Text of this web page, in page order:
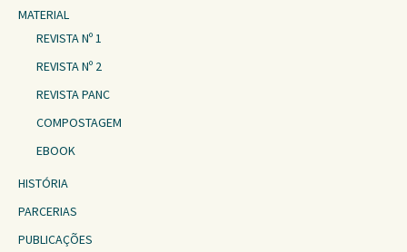
MATERIAL
REVISTA Nº 1
REVISTA Nº 2
REVISTA PANC
COMPOSTAGEM
EBOOK
HISTÓRIA
PARCERIAS
PUBLICAÇÕES